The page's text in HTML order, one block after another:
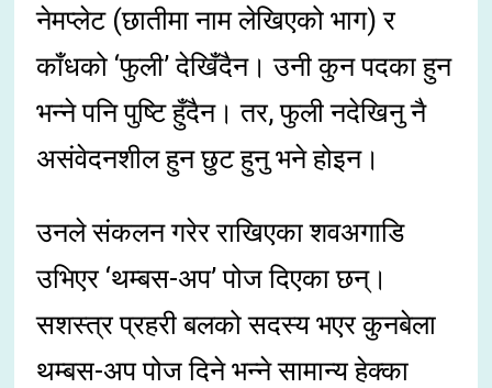
नेमप्लेट (छातीमा नाम लेखिएको भाग) र
काँधको ‘फुली’ देखिँदैन। उनी कुन पदका हुन
भन्ने पनि पुष्टि हुँदैन। तर, फुली नदेखिनु नै
असंवेदनशील हुन छुट हुनु भने होइन।
उनले संकलन गरेर राखिएका शवअगाडि
उभिएर ‘थम्बस-अप’ पोज दिएका छन्।
सशस्त्र प्रहरी बलको सदस्य भएर कुनबेला
थम्बस-अप पोज दिने भन्ने सामान्य हेक्का